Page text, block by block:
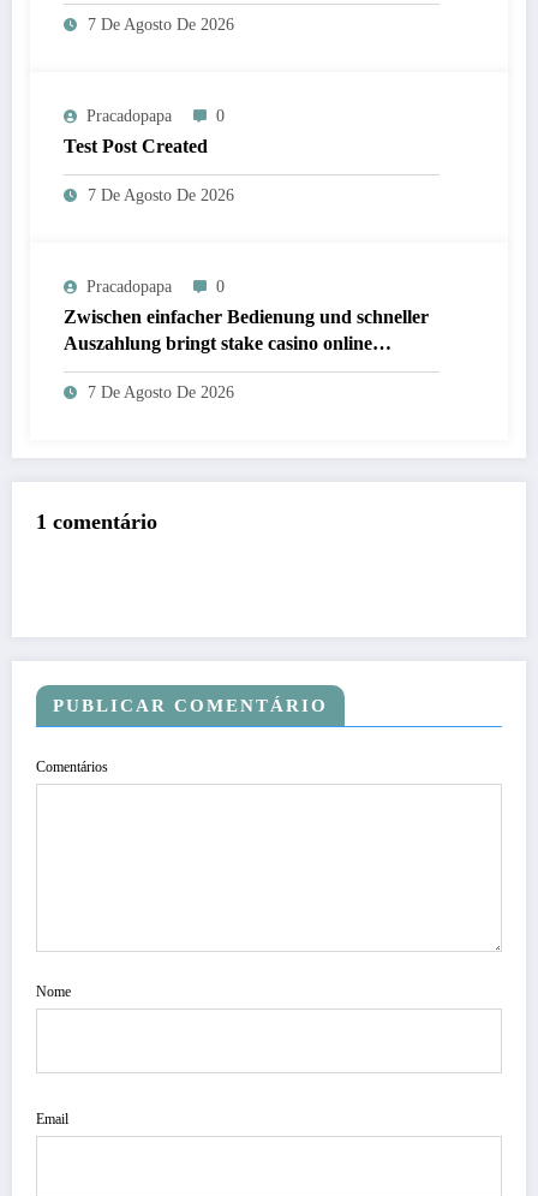
7 De Agosto De 2026
Pracadopapa 0
Test Post Created
7 De Agosto De 2026
Pracadopapa 0
Zwischen einfacher Bedienung und schneller
Auszahlung bringt stake casino online
frischen Wind ins Spiel
7 De Agosto De 2026
1 comentário
PUBLICAR COMENTÁRIO
Comentários
Nome
Email